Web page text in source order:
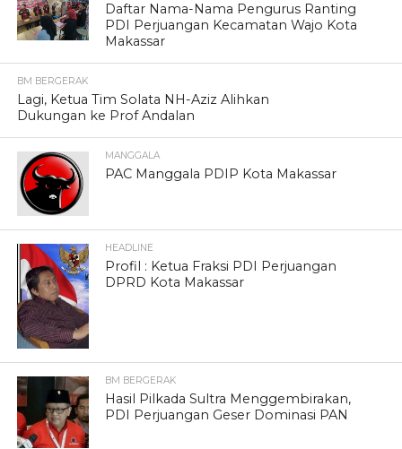
Daftar Nama-Nama Pengurus Ranting
PDI Perjuangan Kecamatan Wajo Kota
Makassar
BM BERGERAK
Lagi, Ketua Tim Solata NH-Aziz Alihkan
Dukungan ke Prof Andalan
MANGGALA
PAC Manggala PDIP Kota Makassar
HEADLINE
Profil : Ketua Fraksi PDI Perjuangan
DPRD Kota Makassar
BM BERGERAK
Hasil Pilkada Sultra Menggembirakan,
PDI Perjuangan Geser Dominasi PAN